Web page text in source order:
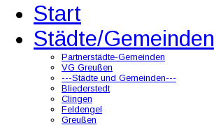
Start
Städte/Gemeinden
Partnerstädte-Gemeinden
VG Greußen
---Städte und Gemeinden---
Bliederstedt
Clingen
Feldengel
Greußen